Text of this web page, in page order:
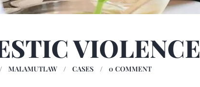
VIOLENCE
MALAMUTLAW CASES 0 COMMENT